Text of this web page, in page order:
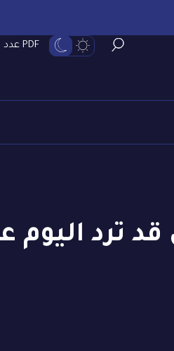
PDF عدد اليوم
ترد اليوم